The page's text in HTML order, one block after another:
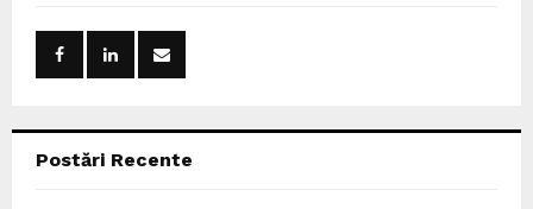
Postări Recente